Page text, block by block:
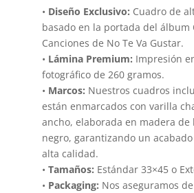
• Diseño Exclusivo: Cuadro de
basado en la portada del álbum
Canciones de No Te Va Gustar.
• Lámina Premium: Impresión
fotográfico de 260 gramos.
• Marcos: Nuestros cuadros
están enmarcados con varilla
ancho, elaborada en madera de
negro, garantizando un
alta calidad.
• Tamaños: Estándar 33×45 o
• Packaging: Nos aseguramos